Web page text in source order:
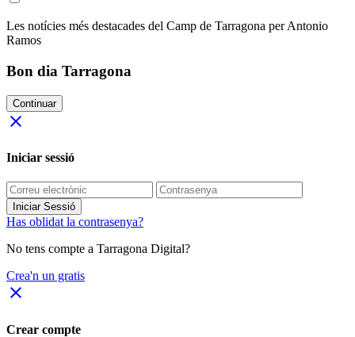
Les notícies més destacades del Camp de Tarragona per Antonio
Ramos
Bon dia Tarragona
Continuar
close
Iniciar sessió
Iniciar Sessió
Has oblidat la contrasenya?
No tens compte a Tarragona Digital?
Crea'n un gratis
close
Crear compte